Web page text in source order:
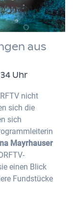
aus
Uhr
nicht
sich die
sich
Mayrhauser
einen Blick
Fundstücke